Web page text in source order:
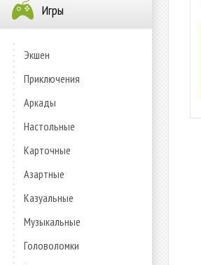
Игры
Экшен
Приключения
Аркады
Настольные
Карточные
Азартные
Казуальные
Музыкальные
Головоломки